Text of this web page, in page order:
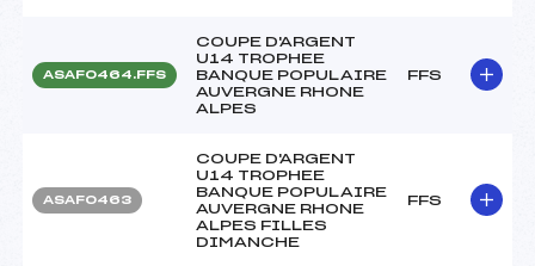
ASAF0464.FFS
COUPE D'ARGENT
U14 TROPHEE
BANQUE POPULAIRE
AUVERGNE RHONE
ALPES
FFS
ASAF0463
COUPE D'ARGENT
U14 TROPHEE
BANQUE POPULAIRE
AUVERGNE RHONE
ALPES FILLES
DIMANCHE
FFS